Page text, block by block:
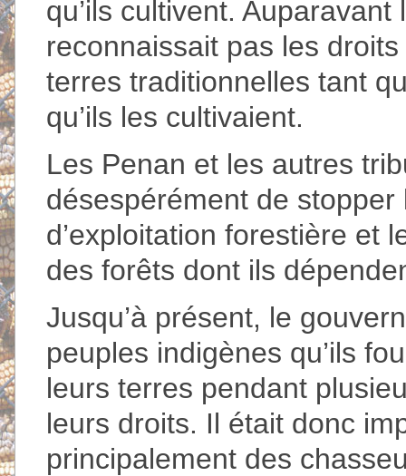
qu’ils cultivent.
reconnaissait pas les
terres traditionnelles tant
qu’ils les cultivaient.
Les Penan et les autres
désespérément de
d’exploitation forestière et
des forêts dont ils
Jusqu’à présent, le
peuples indigènes qu’ils
leurs terres pendant
leurs droits. Il était donc
principalement des